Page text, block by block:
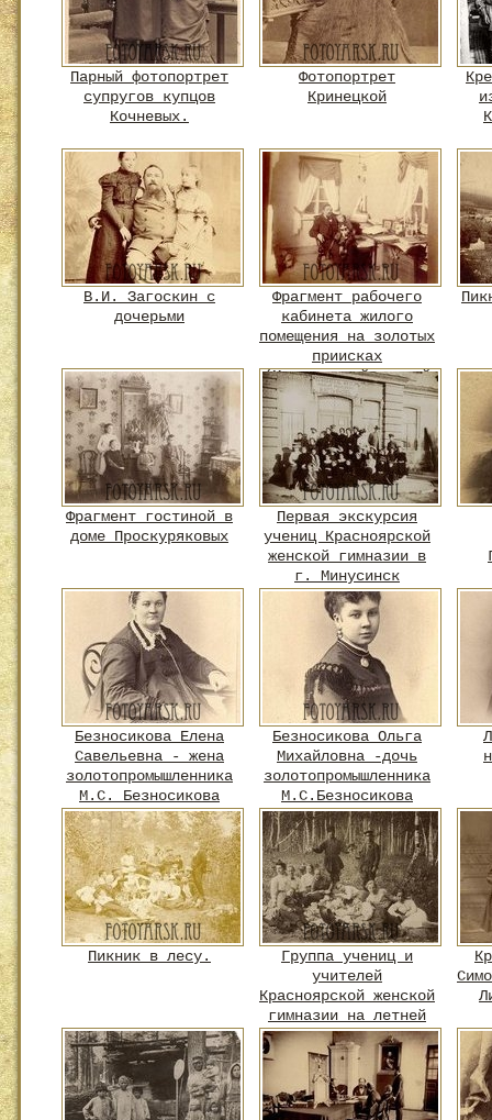
Парный фотопортрет
супругов купцов
Кочневых.
Фотопортрет
Кринецкой
В.И. Загоскин с
дочерьми
Фрагмент рабочего
кабинета жилого
помещения на золотых
приисках
(Минусинский горный
округ)
Фрагмент гостиной в
доме Проскуряковых
Первая экскурсия
учениц Красноярской
женской гимназии в
г. Минусинск
Безносикова Елена
Савельевна - жена
золотопромышленника
М.С. Безносикова
Безносикова Ольга
Михайловна -дочь
золотопромышленника
М.С.Безносикова
Пикник в лесу.
Группа учениц и
учителей
Красноярской женской
гимназии на летней
прогулке в лесу в
окрестностях г.
Красноярска